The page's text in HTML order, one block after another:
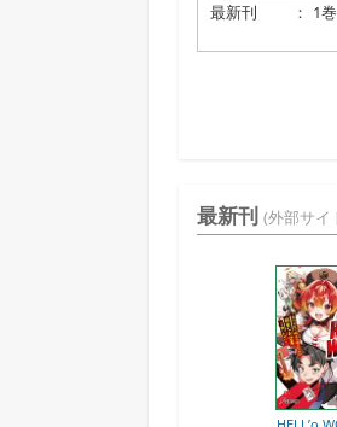
最新刊
： 1巻
最新刊 (外部サイ
HELL’o